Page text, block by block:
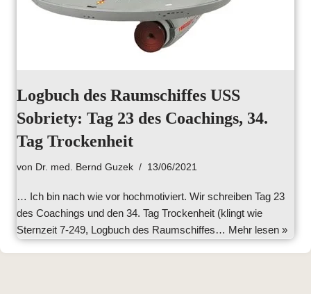
Logbuch des Raumschiffes USS
Sobriety: Tag 23 des Coachings, 34.
Tag Trockenheit
von Dr. med. Bernd Guzek 13/06/2021
… Ich bin nach wie vor hochmotiviert. Wir schreiben Tag 23
des Coachings und den 34. Tag Trockenheit (klingt wie
Sternzeit 7-249, Logbuch des Raumschiffes… Mehr lesen »